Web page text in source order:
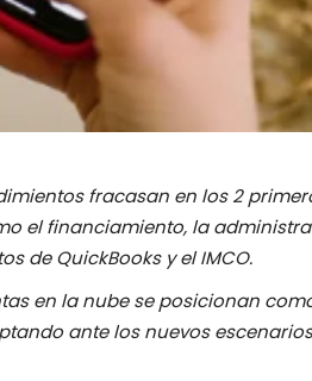
fracasan en los 2
el financiamiento, la
de QuickBooks y el IMCO.
en la nube se posicionan
ante los nuevos